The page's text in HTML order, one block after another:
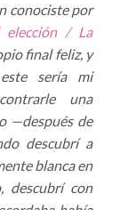
conociste por
elección / La
final feliz, y
sería mi
una
—después de
descubrí a
blanca en
descubrí con